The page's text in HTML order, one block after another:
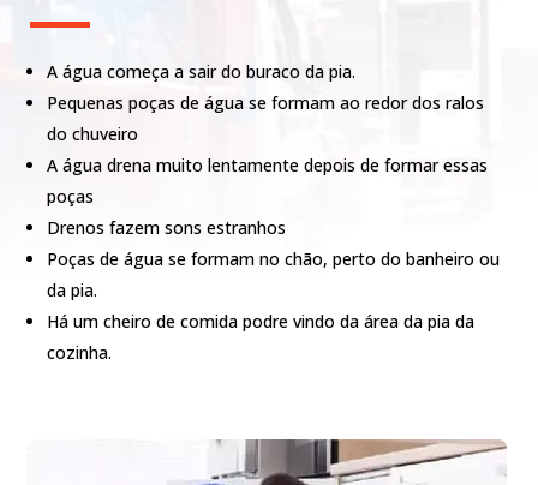
A água começa a sair do buraco da pia.
Pequenas poças de água se formam ao redor dos ralos
do chuveiro
A água drena muito lentamente depois de formar essas
poças
Drenos fazem sons estranhos
Poças de água se formam no chão, perto do banheiro ou
da pia.
Há um cheiro de comida podre vindo da área da pia da
cozinha.